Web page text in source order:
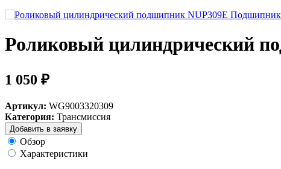
Роликовый цилиндрический
1 050 ₽
Артикул: WG9003320309
Категория: Трансмиссия
Добавить в заявку
Обзор
Характеристики